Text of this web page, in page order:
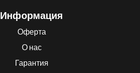
Информация
Оферта
О нас
Гарантия